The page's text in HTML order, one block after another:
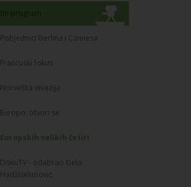
Pobjednici Berlina i Cannesa
Francuski fokus
Norveška invazija
Europo, otvori se
Europskih velikih četiri
DokuTV - odabrao Đelo
Hadžiselimović